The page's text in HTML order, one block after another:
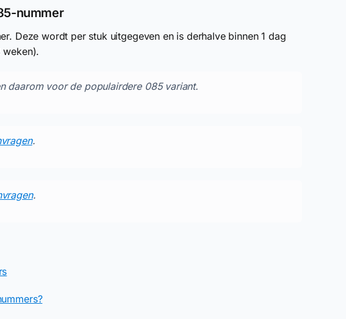
nummer
Deze wordt per stuk uitgegeven en is derhalve binnen 1 dag
daarom voor de populairdere 085 variant.
.
.